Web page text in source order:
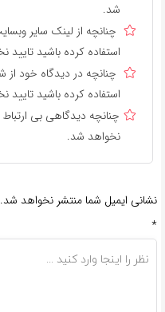
شد.
چنانچه از لینک سایر
استفاده کرده باشید تایید
چنانچه در دیدگاه خود از
استفاده کرده باشید تایید
چنانچه دیدگاهی بی
نخواهد شد.
نشانی ایمیل شما منتشر نخواهد شد.
*